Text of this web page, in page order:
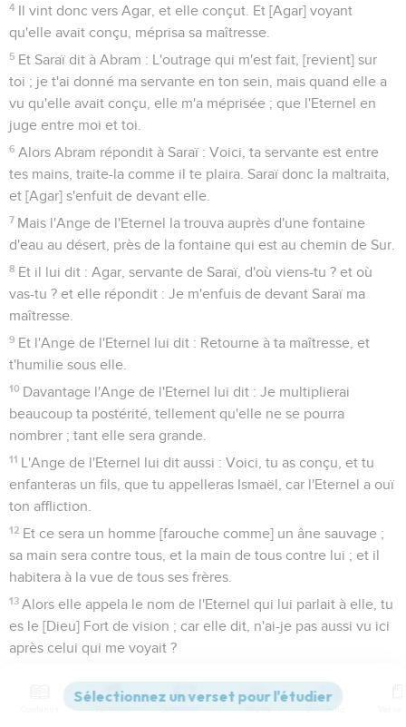
4 Il vint donc vers Agar, et elle conçut. Et [Agar] voyant
qu'elle avait conçu, méprisa sa maîtresse.
5 Et Saraï dit à Abram : L'outrage qui m'est fait, [revient] sur
toi ; je t'ai donné ma servante en ton sein, mais quand elle a
vu qu'elle avait conçu, elle m'a méprisée ; que l'Eternel en
juge entre moi et toi.
6 Alors Abram répondit à Saraï : Voici, ta servante est entre
tes mains, traite-la comme il te plaira. Saraï donc la maltraita,
et [Agar] s'enfuit de devant elle.
7 Mais l'Ange de l'Eternel la trouva auprès d'une fontaine
d'eau au désert, près de la fontaine qui est au chemin de Sur.
8 Et il lui dit : Agar, servante de Saraï, d'où viens-tu ? et où
vas-tu ? et elle répondit : Je m'enfuis de devant Saraï ma
maîtresse.
9 Et l'Ange de l'Eternel lui dit : Retourne à ta maîtresse, et
t'humilie sous elle.
10 Davantage l'Ange de l'Eternel lui dit : Je multiplierai
beaucoup ta postérité, tellement qu'elle ne se pourra
nombrer ; tant elle sera grande.
11 L'Ange de l'Eternel lui dit aussi : Voici, tu as conçu, et tu
enfanteras un fils, que tu appelleras Ismaël, car l'Eternel a ouï
ton affliction.
12 Et ce sera un homme [farouche comme] un âne sauvage ;
sa main sera contre tous, et la main de tous contre lui ; et il
habitera à la vue de tous ses frères.
13 Alors elle appela le nom de l'Eternel qui lui parlait à elle, tu
es le [Dieu] Fort de vision ; car elle dit, n'ai-je pas aussi vu ici
après celui qui me voyait ?
me voit ; lequel est entre Kadès et Béred.
Versions Commentaires Strong